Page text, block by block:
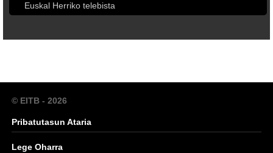
Euskal Herriko telebista
© EITB - 2026
Pribatutasun Ataria
Lege Oharra